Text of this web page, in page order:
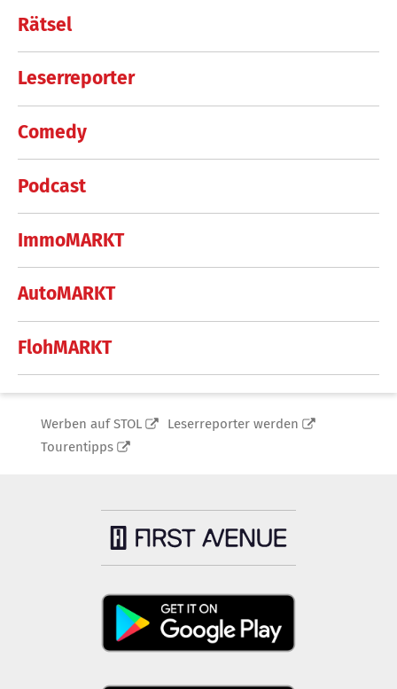
Rätsel
Leserreporter
Comedy
Podcast
ImmoMARKT
AutoMARKT
FlohMARKT
Werben auf STOL
Leserreporter werden
Tourentipps